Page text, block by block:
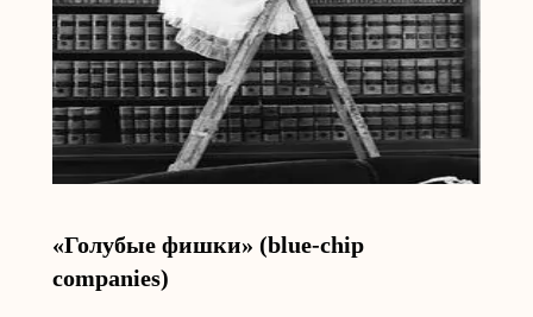
«Голубые фишки» (blue-chip
companies)